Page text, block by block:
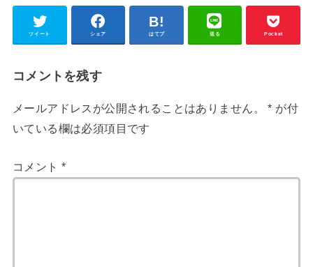
ツイート シェア はてブ 送る Pocket
コメントを残す
メールアドレスが公開されることはありません。 * が付
いている欄は必須項目です
コメント *